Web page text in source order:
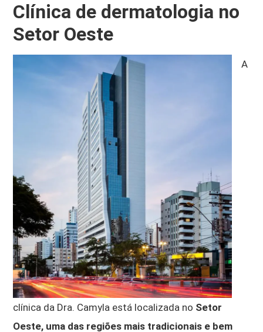
Clínica de dermatologia no
Setor Oeste
A
clínica da Dra. Camyla está localizada no Setor
Oeste, uma das regiões mais tradicionais e bem